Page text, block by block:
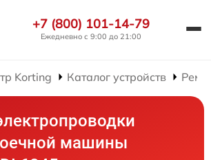
+7 (800) 101-14-79
Ежедневно с 9:00 до 21:00
Korting Каталог устройств
машины